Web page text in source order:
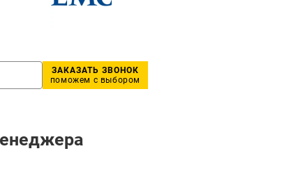
ЗАКАЗАТЬ ЗВОНОК
поможем с выбором